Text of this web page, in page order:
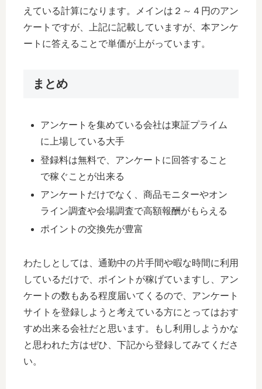
えている計算になります。メインは２～４円のアン
ケートですが、上記に記載していますが、本アンケ
ートに答えることで単価が上がっています。
まとめ
アンケートを集めている会社は東証プライム
に上場している大手
登録料は無料で、アンケートに回答すること
で稼ぐことが出来る
アンケートだけでなく、商品モニターやオン
ライン調査や会場調査で高額報酬がもらえる
ポイントの交換先が豊富
わたしとしては、通勤中の片手間や暇な時間に利用
しているだけで、ポイントが稼げていますし、アン
ケートの数もある程度届いてくるので、アンケート
サイトを登録しようと考えている方にとってはおす
すめ出来る会社だと思います。もし利用しようかな
と思われた方はぜひ、下記から登録してみてくださ
い。